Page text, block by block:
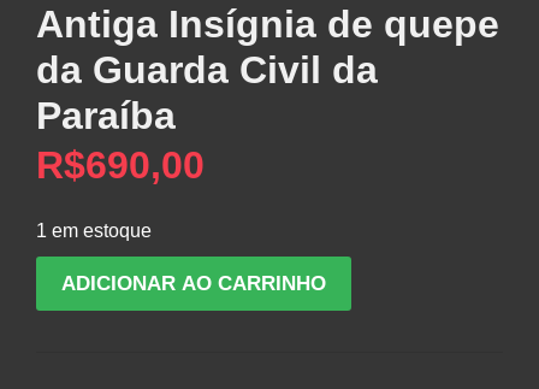
Antiga Insígnia de quepe
da Guarda Civil da
Paraíba
R$690,00
1 em estoque
Insígnia
ADICIONAR AO CARRINHO